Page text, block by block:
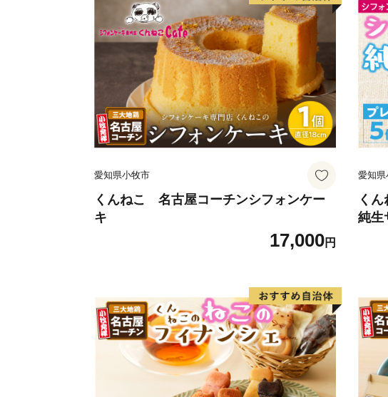
愛知県小牧市
くんねこ 名古屋コーチンシフォンケー
キ
17,000円
愛知
く
純生